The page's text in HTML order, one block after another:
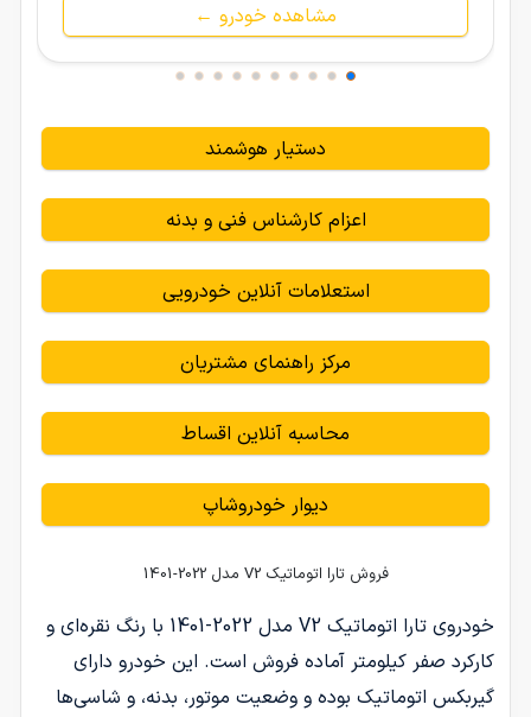
مشاهده خودرو ←
دستیار هوشمند
اعزام کارشناس فنی و بدنه
استعلامات آنلاین خودرویی
مرکز راهنمای مشتریان
محاسبه آنلاین اقساط
دیوار خودروشاپ
فروش تارا اتوماتیک V2 مدل 2022-1401
خودروی تارا اتوماتیک V2 مدل 2022-1401 با رنگ نقره‌ای و
کارکرد صفر کیلومتر آماده فروش است. این خودرو دارای
گیربکس اتوماتیک بوده و وضعیت موتور، بدنه، و شاسی‌ها